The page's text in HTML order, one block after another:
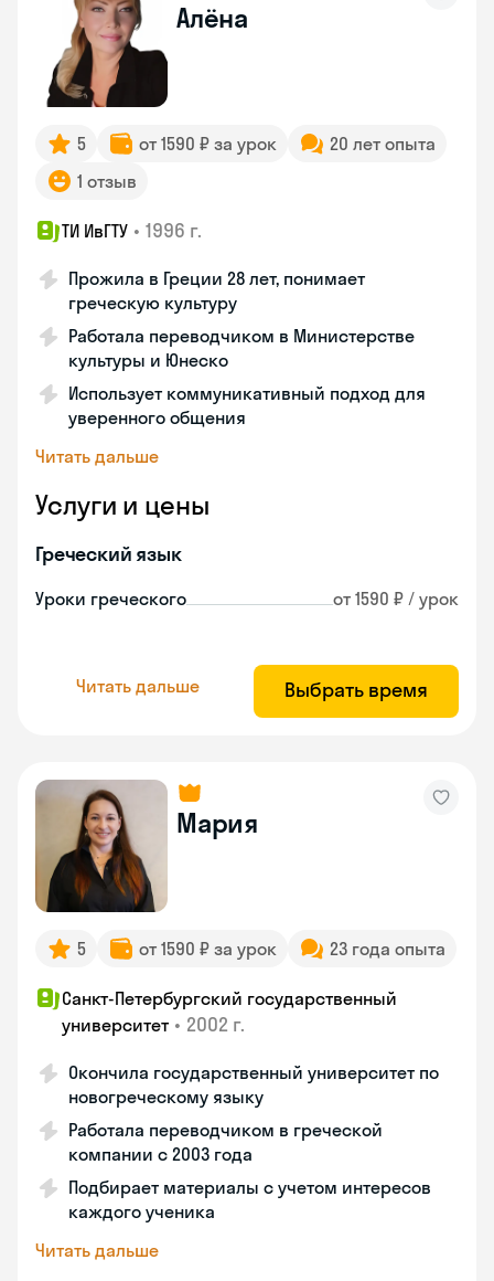
Алёна
5 от 1590 ₽ за урок
20 лет опыта
1 отзыв
ТИ ИвГТУ • 1996 г.
Прожила в Греции 28 лет, понимает
греческую культуру
Работала переводчиком в Министерстве
культуры и Юнеско
Использует коммуникативный подход для
уверенного общения
Читать дальше
Услуги и цены
Греческий язык
Уроки греческого от 1590 ₽ / урок
Читать дальше Выбрать время
Мария
5 от 1590 ₽ за урок 23 года опыта
Санкт-Петербургский государственный
университет • 2002 г.
Окончила государственный университет по
новогреческому языку
Работала переводчиком в греческой
компании с 2003 года
Подбирает материалы с учетом интересов
каждого ученика
Читать дальше